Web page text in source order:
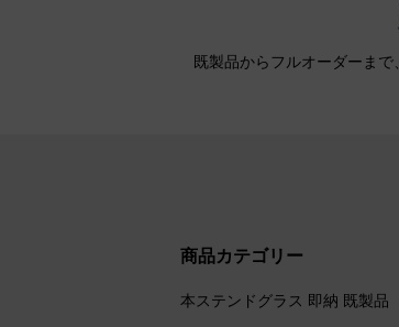
既製品からフルオーダーま
商品カテゴリー
本ステンドグラス 即納 既製品